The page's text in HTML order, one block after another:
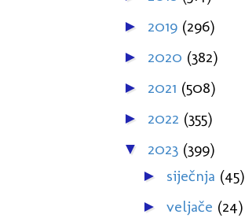
► 2019 (296)
► 2020 (382)
► 2021 (508)
► 2022 (355)
▼ 2023 (399)
► siječnja (45)
► veljače (24)